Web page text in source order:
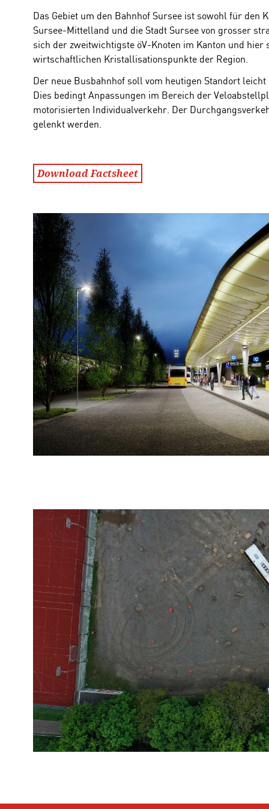
Das Gebiet um den Bahnhof Sursee ist sowohl für den
Sursee-Mittelland und die Stadt Sursee von grosser
sich der zweitwichtigste öV-Knoten im Kanton und
wirtschaftlichen Kristallisationspunkte der Region.
Der neue Busbahnhof soll vom heutigen Standort
Dies bedingt Anpassungen im Bereich der
motorisierten Individualverkehr. Der
gelenkt werden.
Download Factsheet